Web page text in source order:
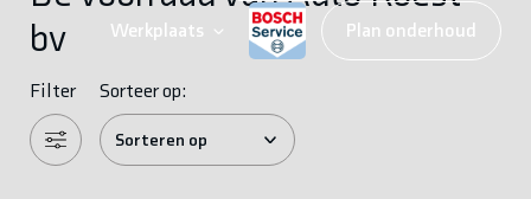
Werkplaats Plan onderhoud
bv
Filter Sorteer op: